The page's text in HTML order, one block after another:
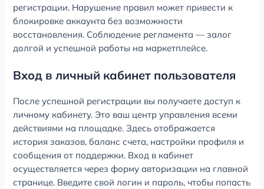
регистрации. Нарушение правил может привести к
блокировке аккаунта без возможности
восстановления. Соблюдение регламента — залог
долгой и успешной работы на маркетплейсе.
Вход в личный кабинет пользователя
После успешной регистрации вы получаете доступ к
личному кабинету. Это ваш центр управления всеми
действиями на площадке. Здесь отображается
история заказов, баланс счета, настройки профиля и
сообщения от поддержки. Вход в кабинет
осуществляется через форму авторизации на главной
странице. Введите свой логин и пароль, чтобы попасть